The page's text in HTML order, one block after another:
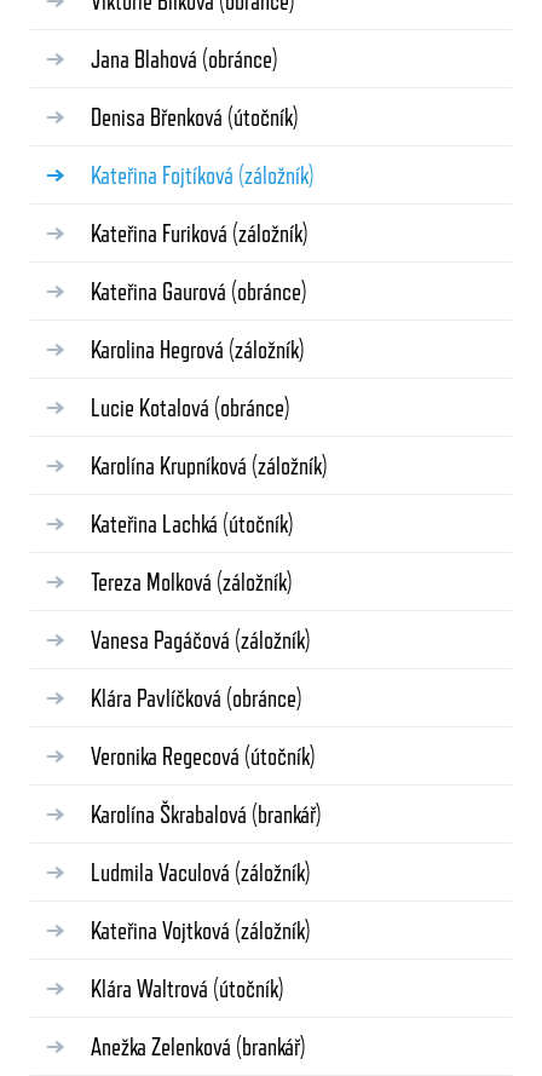
Jana Blahová (obránce)
Denisa Břenková (útočník)
Kateřina Fojtíková (záložník)
Kateřina Furiková (záložník)
Kateřina Gaurová (obránce)
Karolina Hegrová (záložník)
Lucie Kotalová (obránce)
Karolína Krupníková (záložník)
Kateřina Lachká (útočník)
Tereza Molková (záložník)
Vanesa Pagáčová (záložník)
Klára Pavlíčková (obránce)
Veronika Regecová (útočník)
Karolína Škrabalová (brankář)
Ludmila Vaculová (záložník)
Kateřina Vojtková (záložník)
Klára Waltrová (útočník)
Anežka Zelenková (brankář)